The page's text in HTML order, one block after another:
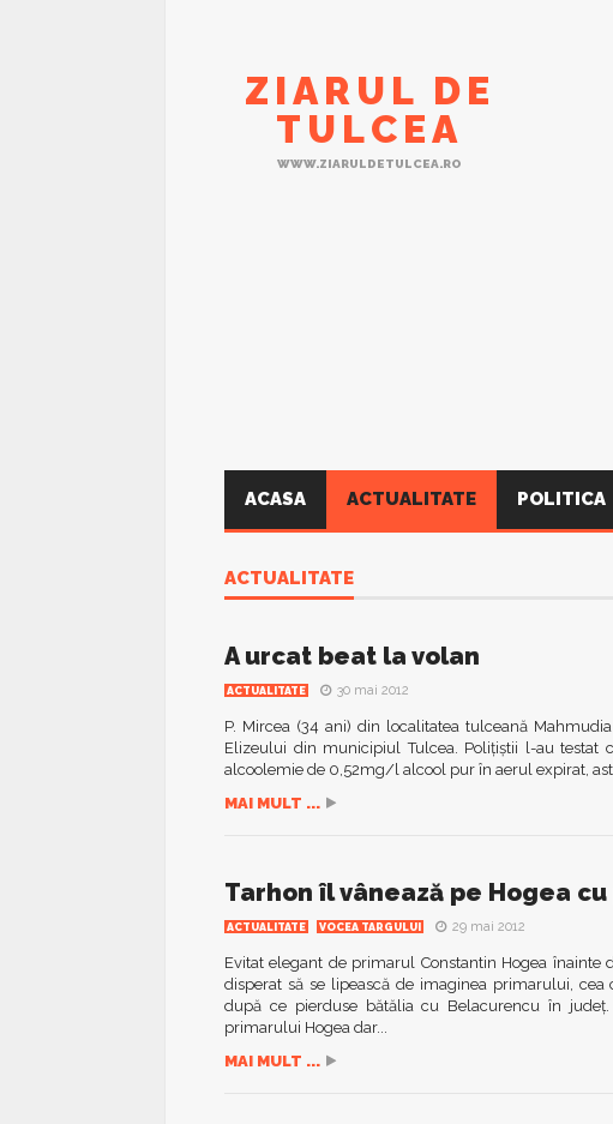
ZIARUL DE
TULCEA
WWW.ZIARULDETULCEA.RO
ACASA ACTUALITATE POLITICA
ACTUALITATE
A urcat beat la volan
ACTUALITATE 30 mai 2012
P. Mircea (34 ani) din localitatea tulceană
Elizeului din municipiul Tulcea. Poliţiştii l-au testat
alcoolemie de 0,52mg/l alcool pur în aerul expirat,
MAI MULT ...
Tarhon îl vânează pe Hogea
ACTUALITATE VOCEA TARGULUI 29 mai 2012
Evitat elegant de primarul Constantin Hogea înainte
disperat să se lipească de imaginea primarului,
după ce pierduse bătălia cu Belacurencu în
primarului Hogea dar...
MAI MULT ...